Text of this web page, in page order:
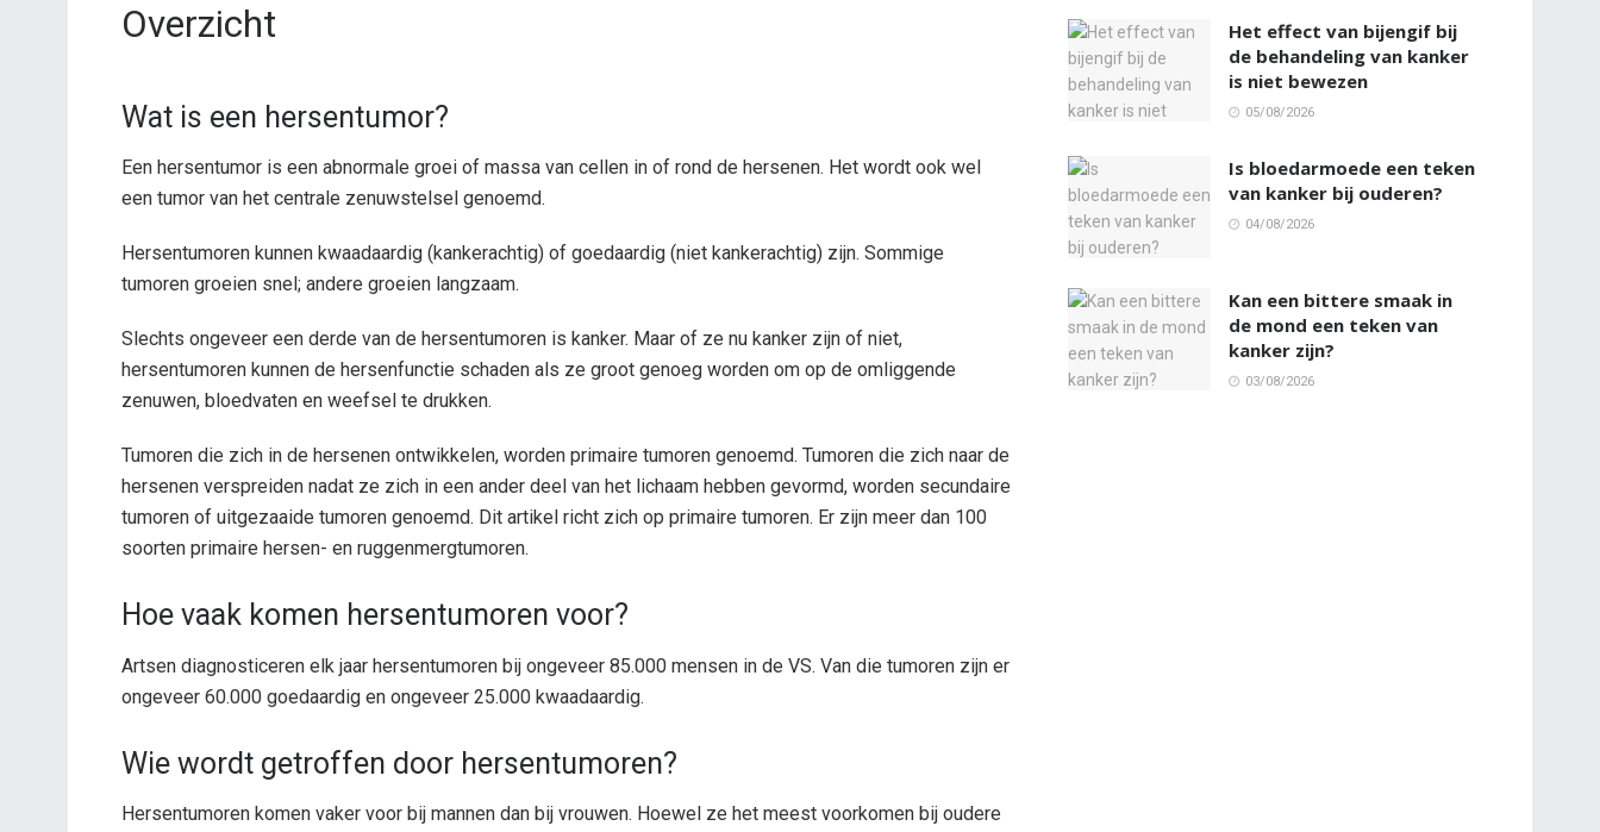
Overzicht
Wat is een hersentumor?
Een hersentumor is een abnormale groei of massa van cellen in of rond de hersenen. Het wordt ook wel
een tumor van het centrale zenuwstelsel genoemd.
Hersentumoren kunnen kwaadaardig (kankerachtig) of goedaardig (niet kankerachtig) zijn. Sommige
tumoren groeien snel; andere groeien langzaam.
Slechts ongeveer een derde van de hersentumoren is kanker. Maar of ze nu kanker zijn of niet,
hersentumoren kunnen de hersenfunctie schaden als ze groot genoeg worden om op de omliggende
zenuwen, bloedvaten en weefsel te drukken.
Tumoren die zich in de hersenen ontwikkelen, worden primaire tumoren genoemd. Tumoren die zich naar de
hersenen verspreiden nadat ze zich in een ander deel van het lichaam hebben gevormd, worden secundaire
tumoren of uitgezaaide tumoren genoemd. Dit artikel richt zich op primaire tumoren. Er zijn meer dan 100
soorten primaire hersen- en ruggenmergtumoren.
Hoe vaak komen hersentumoren voor?
Artsen diagnosticeren elk jaar hersentumoren bij ongeveer 85.000 mensen in de VS. Van die tumoren zijn er
ongeveer 60.000 goedaardig en ongeveer 25.000 kwaadaardig.
Wie wordt getroffen door hersentumoren?
Hersentumoren komen vaker voor bij mannen dan bij vrouwen. Hoewel ze het meest voorkomen bij oudere
Het effect van bijengif bij
de behandeling van kanker
is niet bewezen
05/08/2026
Is bloedarmoede een teken
van kanker bij ouderen?
04/08/2026
Kan een bittere smaak in
de mond een teken van
kanker zijn?
03/08/2026